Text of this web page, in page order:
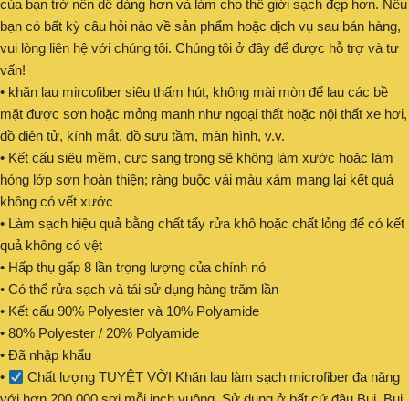
của bạn trở nên dễ dàng hơn và làm cho thế giới sạch đẹp hơn. Nếu
bạn có bất kỳ câu hỏi nào về sản phẩm hoặc dịch vụ sau bán hàng,
vui lòng liên hệ với chúng tôi. Chúng tôi ở đây để được hỗ trợ và tư
vấn!
• khăn lau mircofiber siêu thấm hút, không mài mòn để lau các bề
mặt được sơn hoặc mỏng manh như ngoại thất hoặc nội thất xe hơi,
đồ điện tử, kính mắt, đồ sưu tầm, màn hình, v.v.
• Kết cấu siêu mềm, cực sang trọng sẽ không làm xước hoặc làm
hỏng lớp sơn hoàn thiện; ràng buộc vải màu xám mang lại kết quả
không có vết xước
• Làm sạch hiệu quả bằng chất tẩy rửa khô hoặc chất lỏng để có kết
quả không có vệt
• Hấp thụ gấp 8 lần trọng lượng của chính nó
• Có thể rửa sạch và tái sử dụng hàng trăm lần
• Kết cấu 90% Polyester và 10% Polyamide
• 80% Polyester / 20% Polyamide
• Đã nhập khẩu
•
Chất lượng TUYỆT VỜI Khăn lau làm sạch microfiber đa năng